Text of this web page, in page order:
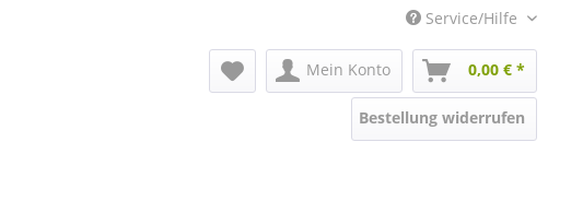
Service/Hilfe
Mein Konto 0,00 € *
Bestellung widerrufen